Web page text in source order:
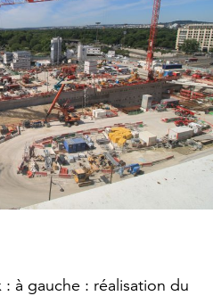
à gauche : réalisation du